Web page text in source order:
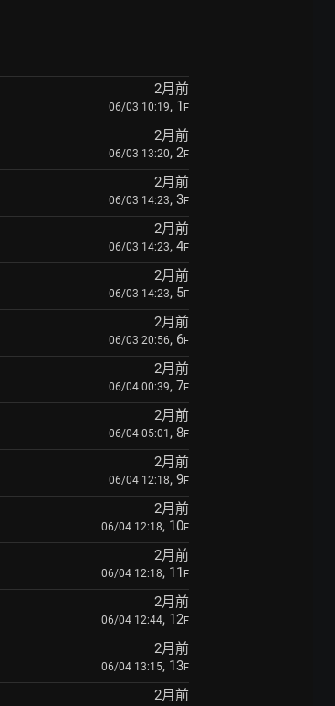
2月前
06/03 10:19, 1 F
2月前
06/03 13:20, 2F
2月前
06/03 14:23, 3F
2月前
06/03 14:23, 4F
2月前
06/03 14:23, 5F
2月前
06/03 20:56, 6F
2月前
06/04 00:39, 7F
2月前
06/04 05:01 , 8F
2月前
06/04 12:18, 9F
2月前
06/04 12:18, 10F
2月前
06/04 12:18, 11 F
2月前
06/04 12:44, 12F
2月前
06/04 13:15, 13F
2月前